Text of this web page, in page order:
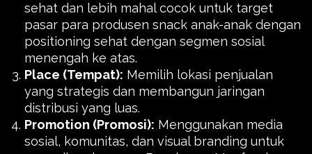
sehat dan lebih mahal cocok untuk target
pasar para produsen snack anak-anak dengan
positioning sehat dengan segmen sosial
menengah ke atas.
Place (Tempat): Memilih lokasi penjualan
yang strategis dan membangun jaringan
distribusi yang luas.
Promotion (Promosi): Menggunakan media
sosial, komunitas, dan visual branding untuk